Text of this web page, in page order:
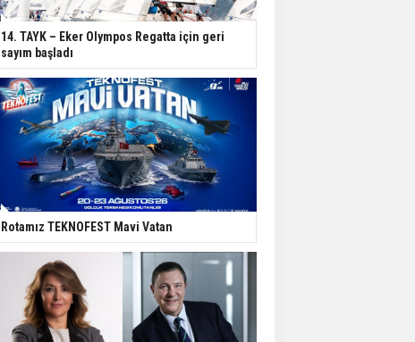
14. TAYK – Eker Olympos Regatta için geri
sayım başladı
Rotamız TEKNOFEST Mavi Vatan